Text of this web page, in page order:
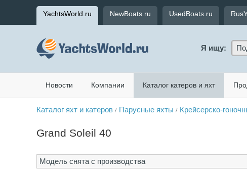
YachtsWorld.ru NewBoats.ru UsedBoats.ru
Я ищу:
Новости Компании Каталог катеров и яхт
Каталог яхт и катеров / Парусные яхты / Крейсерско-
Grand Soleil 40
Модель снята с производства